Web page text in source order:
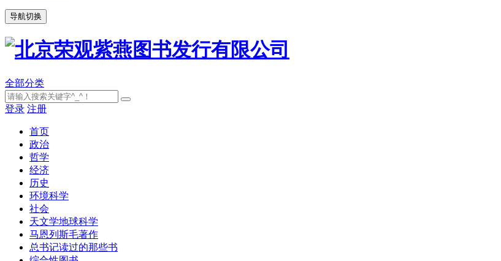
导航切换
全部分类
登录 注册
首页
政治
哲学
经济
历史
环境科学
社会
天文学地球科学
马恩列斯毛著作
总书记读过的那些书